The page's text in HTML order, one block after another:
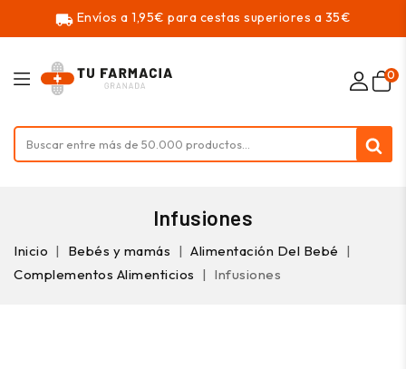
local_shipping Envíos a 1,95€ para cestas superiores a 35€
0
Infusiones
Inicio Bebés y mamás
Alimentación Del Bebé
Complementos Alimenticios
Infusiones